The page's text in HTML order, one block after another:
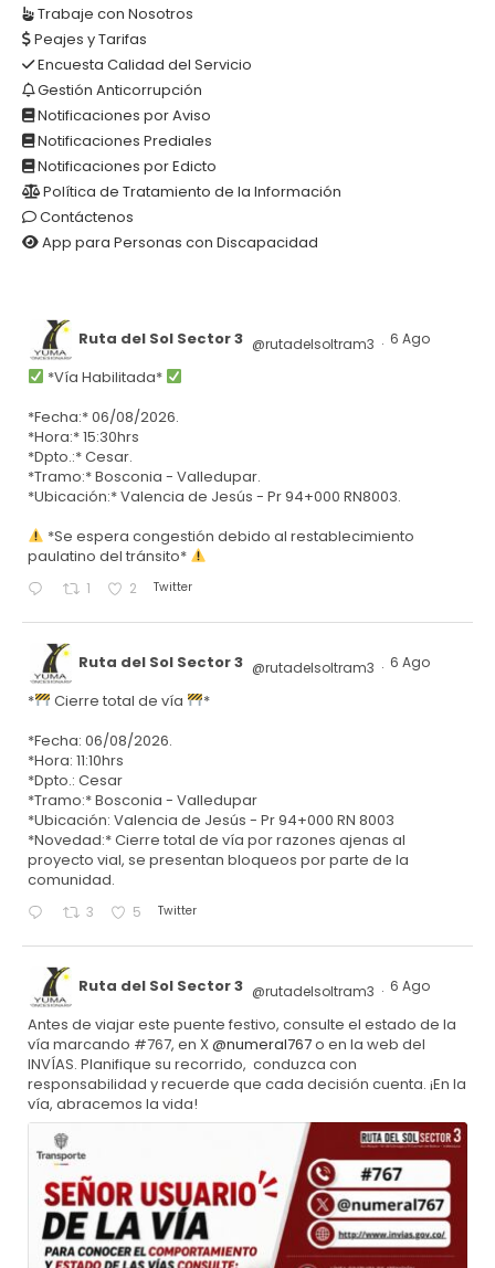
Trabaje con Nosotros
Peajes y Tarifas
Encuesta Calidad del Servicio
Gestión Anticorrupción
Notificaciones por Aviso
Notificaciones Prediales
Notificaciones por Edicto
Política de Tratamiento de la Información
Contáctenos
App para Personas con Discapacidad
Ruta del Sol Sector 3 @rutadelsoltram3 · 6 Ago
*Vía Habilitada*
*Fecha:* 06/08/2026.
*Hora:* 15:30hrs
*Dpto.:* Cesar.
*Tramo:* Bosconia - Valledupar.
*Ubicación:* Valencia de Jesús - Pr 94+000 RN8003.
*Se espera congestión debido al restablecimiento
paulatino del tránsito*
1 2 Twitter
Ruta del Sol Sector 3 @rutadelsoltram3 · 6 Ago
* Cierre total de vía
*
*Fecha: 06/08/2026.
*Hora: 11:10hrs
*Dpto.: Cesar
*Tramo:* Bosconia - Valledupar
*Ubicación: Valencia de Jesús - Pr 94+000 RN 8003
*Novedad:* Cierre total de vía por razones ajenas al
proyecto vial, se presentan bloqueos por parte de la
comunidad.
3 5 Twitter
Ruta del Sol Sector 3 @rutadelsoltram3 · 6 Ago
Antes de viajar este puente festivo, consulte el estado de la
vía marcando #767, en X@numeral767o en la web del
INVÍAS. Planifique su recorrido, conduzca con
responsabilidad y recuerde que cada decisión cuenta. ¡En la
vía, abracemos la vida!